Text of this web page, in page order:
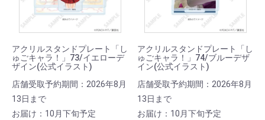
アクリルスタンドプレート「し
ゅごキャラ！」73/イエローデ
ザイン(公式イラスト)
店舗受取予約期間：2026年8月
13日まで
お届け：10月下旬予定
アクリルスタンドプレート「し
ゅごキャラ！」74/ブルーデザ
イン(公式イラスト)
店舗受取予約期間：2026年8月
13日まで
お届け：10月下旬予定